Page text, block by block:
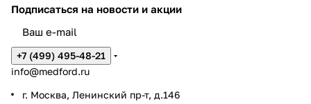
Подписаться на новости и акции
+7 (499) 495-48-21
info@medford.ru
г. Москва, Ленинский пр-т, д.146